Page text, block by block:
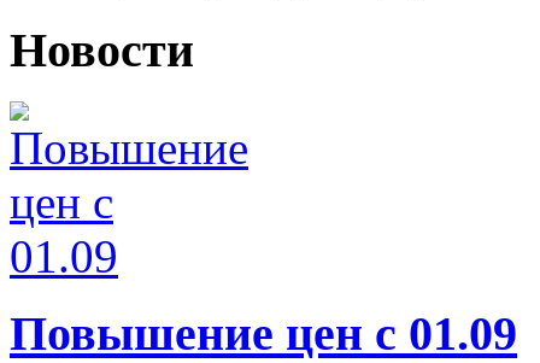
Новости
Повышение цен с 01.09